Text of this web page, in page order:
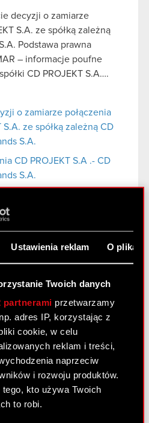
Ustawienia reklam O
Twoich danych
partnerami przetwarzamy
adres IP, korzystając z
cookie, w celu
reklam i treści,
naprzeciw
i rozwoju produktów.
kto używa Twoich
to robi.
decyzji o zamiarze
S.A. ze spółką zależną
Podstawa prawna
– informacje poufne
CD PROJEKT S.A….
o zamiarze połączenia
S.A. ze spółką zależną CD
S.A.
CD PROJEKT S.A .- CD
S.A.
32/2016
znacznego pakietu
spółki CD PROJEKT
ul…. Czytaj dalej
posiadania
31/2016